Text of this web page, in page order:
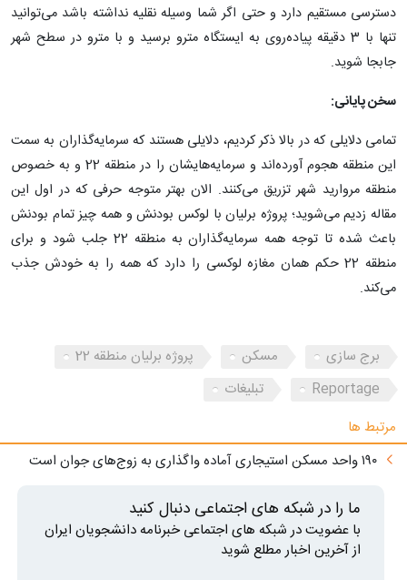
دسترسی مستقیم دارد و حتی اگر شما وسیله نقلیه نداشته باشد می‌توانید
تنها با 3 دقیقه پیاده‌روی به ایستگاه مترو برسید و با مترو در سطح شهر
جابجا شوید.
سخن پایانی:
تمامی دلایلی که در بالا ذکر کردیم، دلایلی هستند که سرمایه‌گذاران به سمت
این منطقه هجوم آورده‌اند و سرمایه‌هایشان را در منطقه 22 و به خصوص
منطقه مروارید شهر تزریق می‌کنند. الان بهتر متوجه حرفی که در اول این
مقاله زدیم می‌شوید؛ پروژه برلیان با لوکس بودنش و همه چیز تمام بودنش
باعث شده تا توجه همه سرمایه‌گذاران به منطقه 22 جلب شود و برای
منطقه 22 حکم همان مغازه لوکسی را دارد که همه را به خودش جذب
می‌کند.
برج سازی مسکن
پروژه برلیان منطقه 22
Reportage
تبلیغات
مرتبط ها
۱۹۰ واحد مسکن استیجاری آماده واگذاری به زوج‌های جوان است
ما را در شبکه های اجتماعی دنبال کنید
با عضویت در شبکه های اجتماعی خبرنامه دانشجویان ایران
از آخرین اخبار مطلع شوید